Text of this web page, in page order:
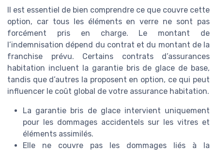
Il est essentiel de bien comprendre ce que couvre cette
option, car tous les éléments en verre ne sont pas
forcément pris en charge. Le montant de
l’indemnisation dépend du contrat et du montant de la
franchise prévu. Certains contrats d’assurances
habitation incluent la garantie bris de glace de base,
tandis que d’autres la proposent en option, ce qui peut
influencer le coût global de votre assurance habitation.
La garantie bris de glace intervient uniquement
pour les dommages accidentels sur les vitres et
éléments assimilés.
Elle ne couvre pas les dommages liés à la